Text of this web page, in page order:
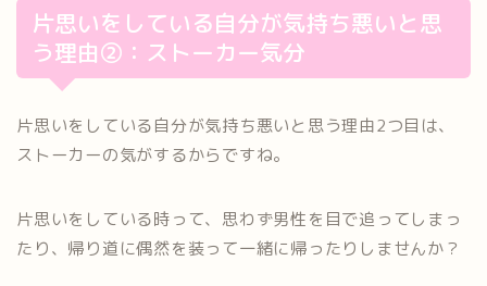
片思いをしている自分が気持ち悪いと思
う理由②：ストーカー気分
片思いをしている自分が気持ち悪いと思う理由2つ目は、
ストーカーの気がするからですね。
片思いをしている時って、思わず男性を目で追ってしまっ
たり、帰り道に偶然を装って一緒に帰ったりしませんか？